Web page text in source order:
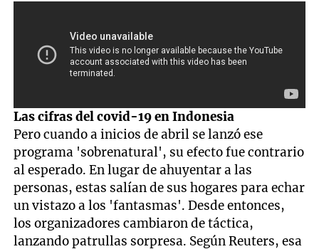
Las cifras del covid-19 en Indonesia
Pero cuando a inicios de abril se lanzó ese
programa 'sobrenatural', su efecto fue contrario
al esperado. En lugar de ahuyentar a las
personas, estas salían de sus hogares para echar
un vistazo a los 'fantasmas'. Desde entonces,
los organizadores cambiaron de táctica,
lanzando patrullas sorpresa. Según Reuters, esa